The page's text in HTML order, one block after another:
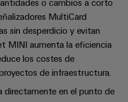
MultiCard
sin desperdicio y evitan
MINI aumenta la eficiencia
los costes de
de infraestructura.
directamente en el punto de